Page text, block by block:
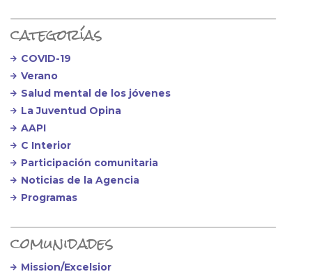
categorías
COVID-19
Verano
Salud mental de los jóvenes
La Juventud Opina
AAPI
C Interior
Participación comunitaria
Noticias de la Agencia
Programas
comunidades
Mission/Excelsior